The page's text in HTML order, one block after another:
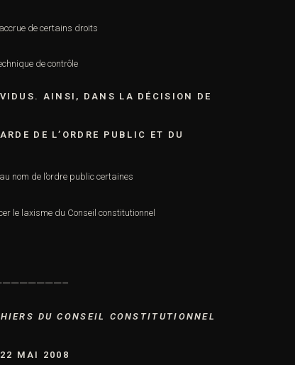
de certains droits
de contrôle
AINSI, DANS LA DÉCISION DE
DE L’ORDRE PUBLIC ET DU
nom de l’ordre public certaines
le laxisme du Conseil constitutionnel
DU CONSEIL CONSTITUTIONNEL
MAI 2008